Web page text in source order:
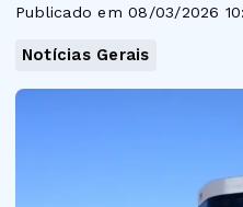
Publicado em 08/03/2026
Notícias Gerais